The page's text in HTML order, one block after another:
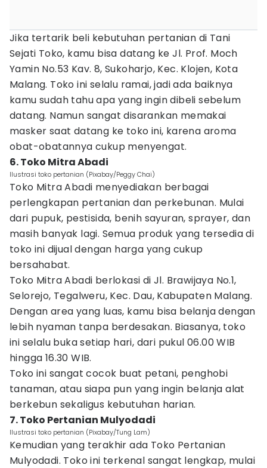
Jika tertarik beli kebutuhan pertanian di Tani
Sejati Toko, kamu bisa datang ke Jl. Prof. Moch
Yamin No.53 Kav. 8, Sukoharjo, Kec. Klojen, Kota
Malang. Toko ini selalu ramai, jadi ada baiknya
kamu sudah tahu apa yang ingin dibeli sebelum
datang. Namun sangat disarankan memakai
masker saat datang ke toko ini, karena aroma
obat-obatannya cukup menyengat.
6. Toko Mitra Abadi
Ilustrasi toko pertanian (Pixabay/Peggy Chai)
Toko Mitra Abadi menyediakan berbagai
perlengkapan pertanian dan perkebunan. Mulai
dari pupuk, pestisida, benih sayuran, sprayer, dan
masih banyak lagi. Semua produk yang tersedia di
toko ini dijual dengan harga yang cukup
bersahabat.
Toko Mitra Abadi berlokasi di Jl. Brawijaya No.1,
Selorejo, Tegalweru, Kec. Dau, Kabupaten Malang.
Dengan area yang luas, kamu bisa belanja dengan
lebih nyaman tanpa berdesakan. Biasanya, toko
ini selalu buka setiap hari, dari pukul 06.00 WIB
hingga 16.30 WIB.
Toko ini sangat cocok buat petani, penghobi
tanaman, atau siapa pun yang ingin belanja alat
berkebun sekaligus kebutuhan harian.
7. Toko Pertanian Mulyodadi
Ilustrasi toko pertanian (Pixabay/Tung Lam)
Kemudian yang terakhir ada Toko Pertanian
Mulyodadi. Toko ini terkenal sangat lengkap, mulai